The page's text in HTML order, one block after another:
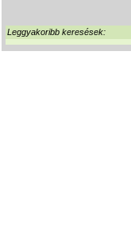
Leggyakoribb keresések: